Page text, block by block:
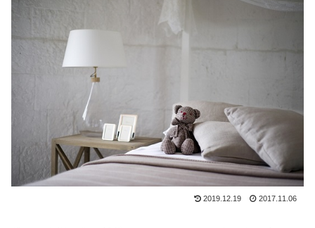
2019.12.19 2017.11.06